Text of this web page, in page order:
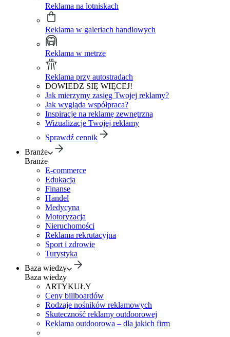
Reklama na lotniskach
Reklama w galeriach handlowych
Reklama w metrze
Reklama przy autostradach
DOWIEDZ SIĘ WIĘCEJ!
Jak mierzymy zasięg Twojej reklamy?
Jak wygląda współpraca?
Inspiracje na reklamę zewnętrzną
Wizualizacje Twojej reklamy
Sprawdź cennik
Branże
Branże
E-commerce
Edukacja
Finanse
Handel
Medycyna
Motoryzacja
Nieruchomości
Reklama rekrutacyjna
Sport i zdrowie
Turystyka
Baza wiedzy
Baza wiedzy
ARTYKUŁY
Ceny billboardów
Rodzaje nośników reklamowych
Skuteczność reklamy outdoorowej
Reklama outdoorowa – dla jakich firm